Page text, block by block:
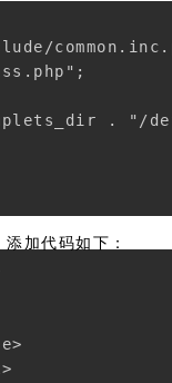
. "/
加代码如下：